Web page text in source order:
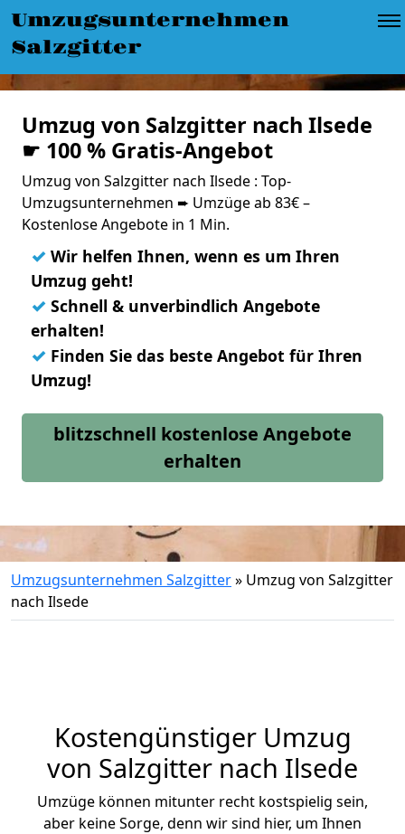
Umzugsunternehmen
Salzgitter
Umzug von Salzgitter nach Ilsede
☛ 100 % Gratis-Angebot
Umzug von Salzgitter nach Ilsede : Top-
Umzugsunternehmen ➨ Umzüge ab 83€ –
Kostenlose Angebote in 1 Min.
✓ Wir helfen Ihnen, wenn es um Ihren
Umzug geht!
✓ Schnell & unverbindlich Angebote
erhalten!
✓ Finden Sie das beste Angebot für Ihren
Umzug!
blitzschnell kostenlose Angebote
erhalten
Umzugsunternehmen Salzgitter» Umzug von Salzgitter
nach Ilsede
Kostengünstiger Umzug
von Salzgitter nach Ilsede
Umzüge können mitunter recht kostspielig sein,
aber keine Sorge, denn wir sind hier, um Ihnen